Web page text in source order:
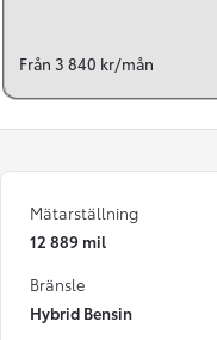
Från 3 840 kr/mån
Mätarställning
12 889 mil
Bränsle
Hybrid Bensin